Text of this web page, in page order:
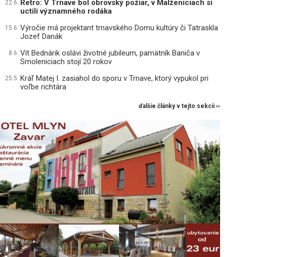
22.6. Retro: V Trnave bol obrovský požiar, v Malženiciach si
uctili významného rodáka
15.6. Výročie má projektant trnavského Domu kultúry či Tatraskla
Jozef Danák
8.6. Vít Bednárik oslávi životné jubileum, pamätník Baniča v
Smoleniciach stojí 20 rokov
25.5. Kráľ Matej I. zasiahol do sporu v Trnave, ktorý vypukol pri
voľbe richtára
ďalšie články v tejto sekcii ››